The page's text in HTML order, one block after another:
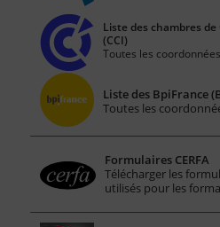
Liste des chambres
(CCI)
Toutes les
Liste des BpiFrance
Toutes les
Formulaires CERFA
Télécharger les
utilisés pour les